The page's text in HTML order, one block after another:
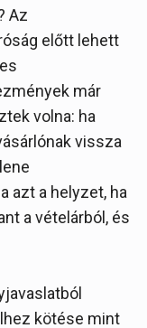
Az
előtt lehett
már
volna: ha
vissza
azt a helyzet, ha
a vételárból, és
kötése mint